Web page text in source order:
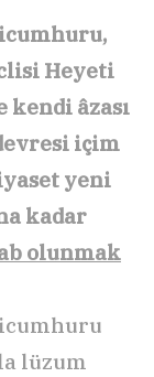
Heyeti
âzası
içim
yeni
kadar
olunmak
lüzum